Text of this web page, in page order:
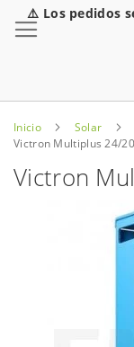
⚠️ Los pedidos
Inicio Solar
Victron Multiplus 24/
Victron